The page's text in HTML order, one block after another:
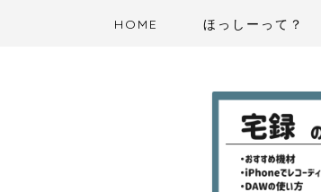
HOME ほっしーって？